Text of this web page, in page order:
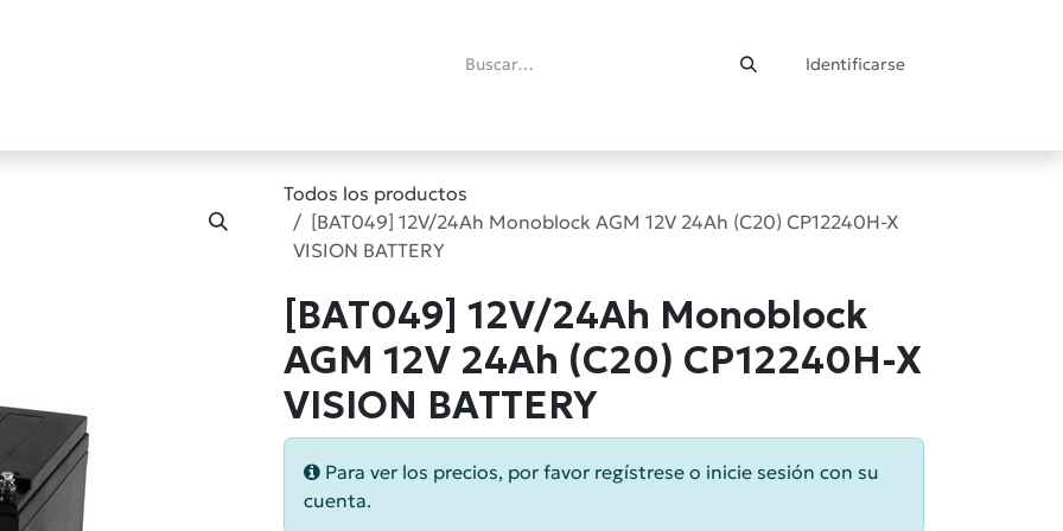
Identificarse
Todos los productos
[BAT049] 12V/24Ah Monoblock AGM 12V 24Ah (C20) CP12240H-X
VISION BATTERY
[BAT049] 12V/24Ah Monoblock
AGM 12V 24Ah (C20) CP12240H-X
VISION BATTERY
Para ver los precios, por favor regístrese o inicie sesión con su
cuenta.